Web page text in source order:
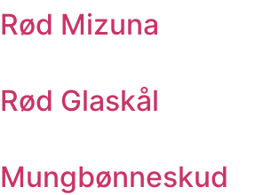
Rød Mizuna
Rød Glaskål
Mungbønneskud